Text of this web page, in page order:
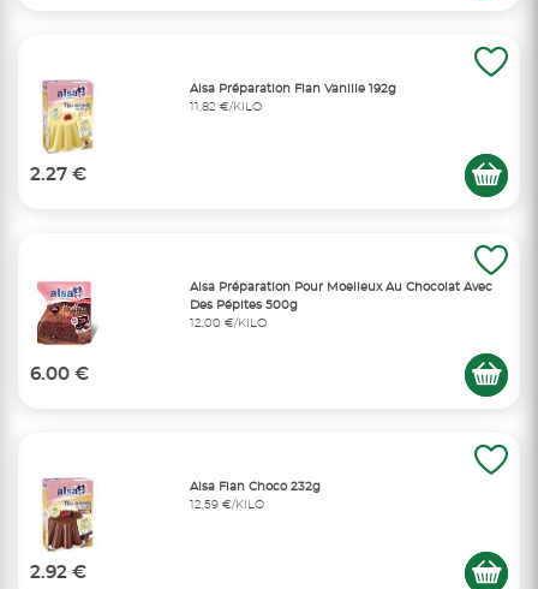
Alsa Préparation Flan Vanille 192g
11,82 €/KILO
2.27 €
Alsa Préparation Pour Moelleux Au Chocolat Avec
Des Pépites 500g
12,00 €/KILO
6.00 €
Alsa Flan Choco 232g
12,59 €/KILO
2.92 €